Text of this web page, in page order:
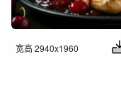
宽高 2940x1960